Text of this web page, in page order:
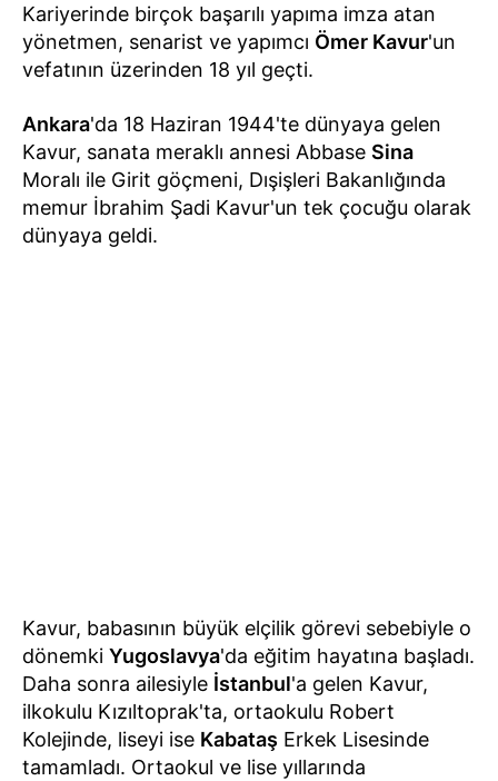
Kariyerinde birçok başarılı yapıma imza atan
yönetmen, senarist ve yapımcı Ömer Kavur'un
vefatının üzerinden 18 yıl geçti.
Ankara'da 18 Haziran 1944'te dünyaya gelen
Kavur, sanata meraklı annesi Abbase Sina
Moralı ile Girit göçmeni, Dışişleri Bakanlığında
memur İbrahim Şadi Kavur'un tek çocuğu olarak
dünyaya geldi.
Kavur, babasının büyük elçilik görevi sebebiyle o
dönemki Yugoslavya'da eğitim hayatına başladı.
Daha sonra ailesiyle İstanbul'a gelen Kavur,
ilkokulu Kızıltoprak'ta, ortaokulu Robert
Kolejinde, liseyi ise Kabataş Erkek Lisesinde
tamamladı. Ortaokul ve lise yıllarında